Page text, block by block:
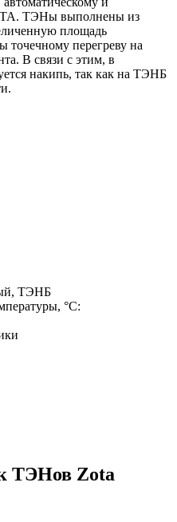
ТЭНы выполнены из
площадь
точечному перегреву на
В связи с этим, в
накипь, так как на ТЭНБ
ТЭНБ
°С:
ТЭНов Zota